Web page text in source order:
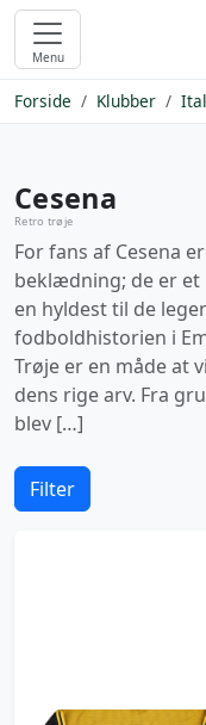
Menu
Forside Klubber
Cesena
Retro trøje
For fans af Cesena
beklædning; de er
en hyldest til de
fodboldhistorien i
Trøje er en måde at
dens rige arv. Fra
blev […]
Filter